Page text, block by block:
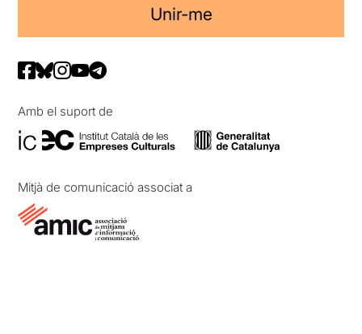
Unir-me
Amb el suport de
Mitjà de comunicació associat a